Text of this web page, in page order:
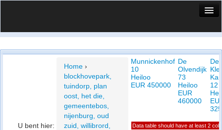
Vergelijk prijsposities - wijk
Privacy beleid
U bent hier:
Home ›
blockhovepark,
tuindorp, plan
oost, het die,
gemeentebos,
nijenburg, oud
zuid, willibrord,
Munnickenhof
10
Heiloo
EUR 450000
De
Olvendijk
73
Heiloo
EUR
460000
De
12
Data table should have at least 2